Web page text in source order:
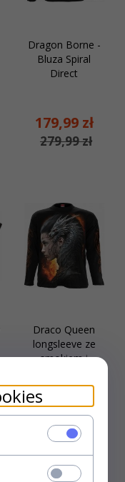
Dragon Borne -
Bluza Spiral
Direct
179,99 zł
279,99 zł
Draco Queen
longsleeve ze
smokiem i
159,99zł